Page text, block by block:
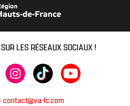
LES RÉSEAUX SOCIAUX !
contact@va-fc.com